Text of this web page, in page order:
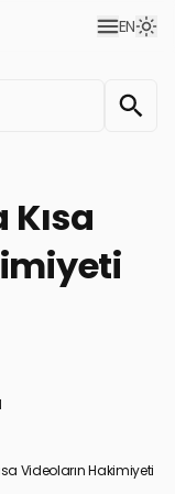
EN
Videoların Hakimiyeti